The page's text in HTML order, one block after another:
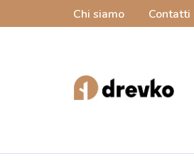
Chi siamo Contatti